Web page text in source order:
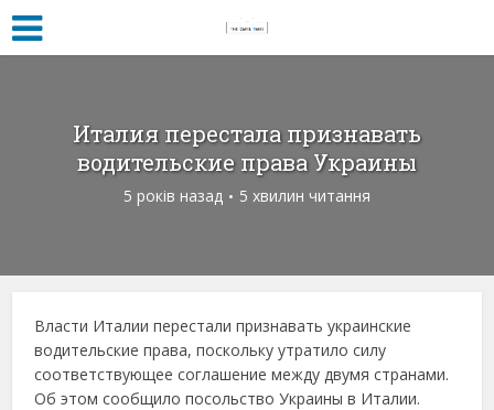
Италия перестала признавать
водительские права Украины
5 років назад 5 хвилин читання
Власти Италии перестали признавать украинские
водительские права, поскольку утратило силу
соответствующее соглашение между двумя странами.
Об этом сообщило посольство Украины в Италии.